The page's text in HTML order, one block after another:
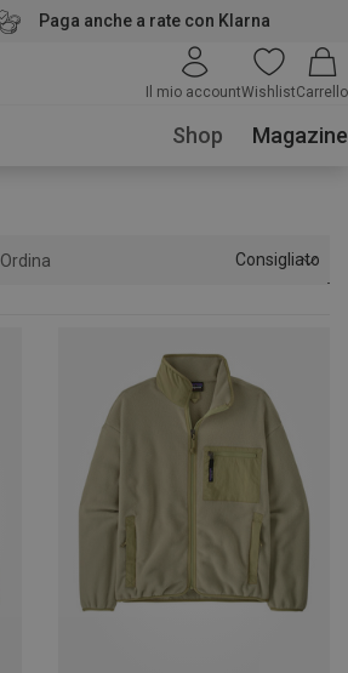
Paga anche a rate con Klarna
Il mio accountWishlistCarrello
Shop Magazine
Ordina Consigliato